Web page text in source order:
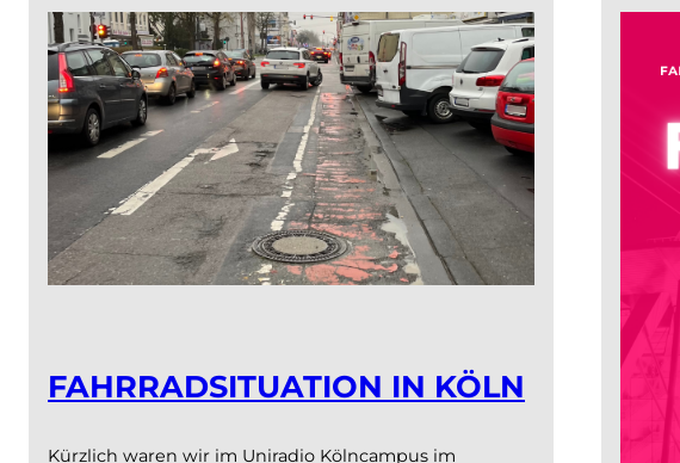
Starkes
Signal
für
bessere
Radwege
in
ganz
Köln
FAHRRADSITUATION IN KÖLN
Kürzlich waren wir im Uniradio Kölncampus im